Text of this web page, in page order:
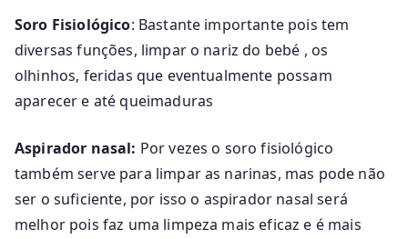
Soro Fisiológico: Bastante importante pois tem
diversas funções, limpar o nariz do bebé , os
olhinhos, feridas que eventualmente possam
aparecer e até queimaduras
Aspirador nasal: Por vezes o soro fisiológico
também serve para limpar as narinas, mas pode não
ser o suficiente, por isso o aspirador nasal será
melhor pois faz uma limpeza mais eficaz e é mais